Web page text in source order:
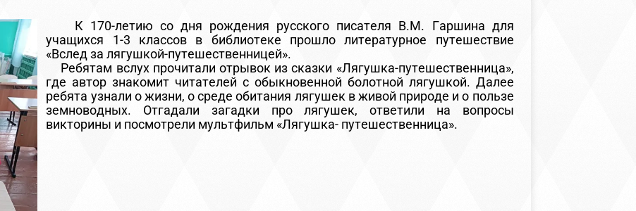
К 170-летию со дня рождения русского писателя В.М. Гаршина для
учащихся 1-3 классов в библиотеке прошло литературное путешествие
«Вслед за лягушкой-путешественницей».
Ребятам вслух прочитали отрывок из сказки «Лягушка-путешественница»,
где автор знакомит читателей с обыкновенной болотной лягушкой. Далее
ребята узнали о жизни, о среде обитания лягушек в живой природе и о пользе
земноводных. Отгадали загадки про лягушек, ответили на вопросы
викторины и посмотрели мультфильм «Лягушка- путешественница».